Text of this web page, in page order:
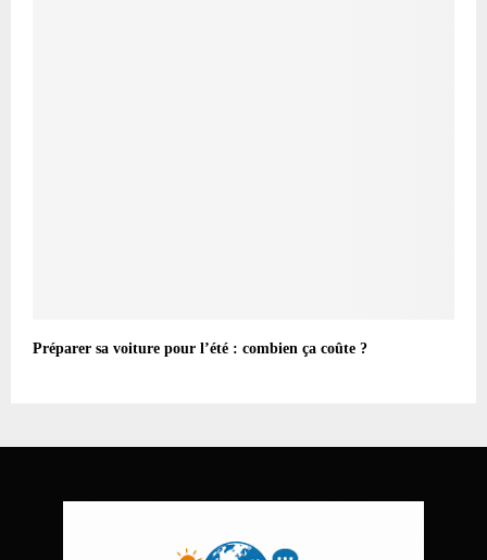
Préparer sa voiture pour l’été : combien ça coûte ?